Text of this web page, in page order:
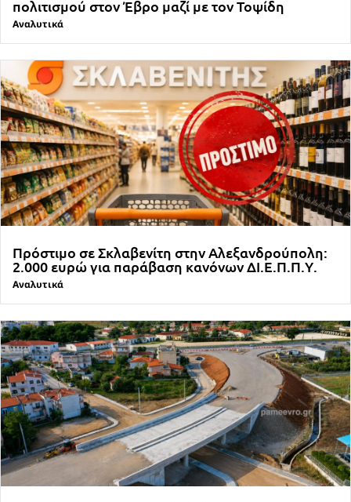
πολιτισμού στον Έβρο μαζί με τον Τοψίδη
Αναλυτικά
Πρόστιμο σε Σκλαβενίτη στην Αλεξανδρούπολη:
2.000 ευρώ για παράβαση κανόνων ΔΙ.Ε.Π.Π.Υ.
Αναλυτικά